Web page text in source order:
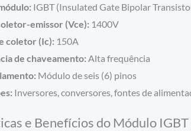
IGBT (Insulated Gate Bipolar
emissor (Vce): 1400V
coletor (Ic): 150A
de chaveamento: Alta frequência
Módulo de seis (6) pinos
Inversores, conversores, fontes de
e Benefícios do Módulo